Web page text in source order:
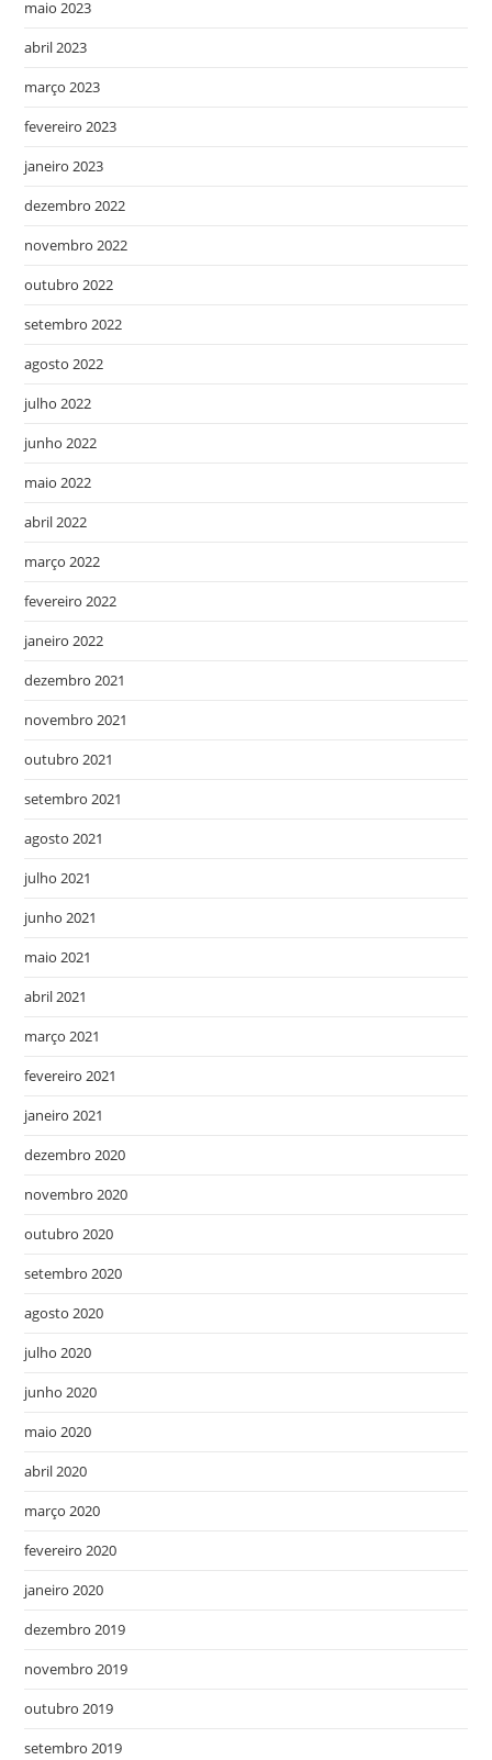
maio 2023
abril 2023
março 2023
fevereiro 2023
janeiro 2023
dezembro 2022
novembro 2022
outubro 2022
setembro 2022
agosto 2022
julho 2022
junho 2022
maio 2022
abril 2022
março 2022
fevereiro 2022
janeiro 2022
dezembro 2021
novembro 2021
outubro 2021
setembro 2021
agosto 2021
julho 2021
junho 2021
maio 2021
abril 2021
março 2021
fevereiro 2021
janeiro 2021
dezembro 2020
novembro 2020
outubro 2020
setembro 2020
agosto 2020
julho 2020
junho 2020
maio 2020
abril 2020
março 2020
fevereiro 2020
janeiro 2020
dezembro 2019
novembro 2019
outubro 2019
setembro 2019